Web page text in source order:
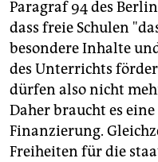
Paragraf 94 des
dass freie Schulen
besondere Inhalte
des Unterrichts
dürfen also nicht
Daher braucht es
Finanzierung.
Freiheiten für die